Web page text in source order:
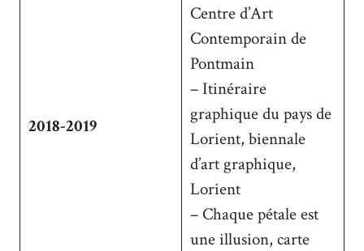
2018-2019
Centre d’Art
Contemporain de
Pontmain
– Itinéraire
graphique du pays de
Lorient, biennale
d’art graphique,
Lorient
– Chaque pétale est
une illusion, carte